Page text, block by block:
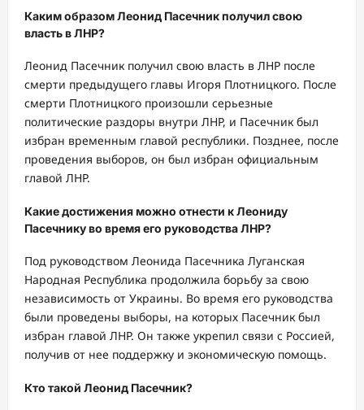
Каким образом Леонид Пасечник получил свою
власть в ЛНР?
Леонид Пасечник получил свою власть в ЛНР после
смерти предыдущего главы Игоря Плотницкого. После
смерти Плотницкого произошли серьезные
политические раздоры внутри ЛНР, и Пасечник был
избран временным главой республики. Позднее, после
проведения выборов, он был избран официальным
главой ЛНР.
Какие достижения можно отнести к Леониду
Пасечнику во время его руководства ЛНР?
Под руководством Леонида Пасечника Луганская
Народная Республика продолжила борьбу за свою
независимость от Украины. Во время его руководства
были проведены выборы, на которых Пасечник был
избран главой ЛНР. Он также укрепил связи с Россией,
получив от нее поддержку и экономическую помощь.
Кто такой Леонид Пасечник?